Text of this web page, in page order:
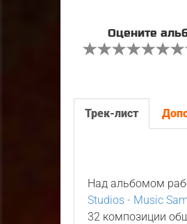
Оцените
Трек-лист
Над альбомом
Studios - Music
32 композиции